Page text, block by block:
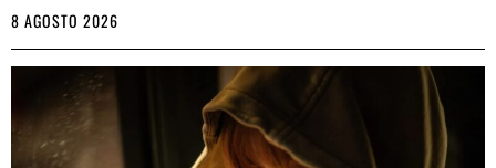
8 AGOSTO 2026